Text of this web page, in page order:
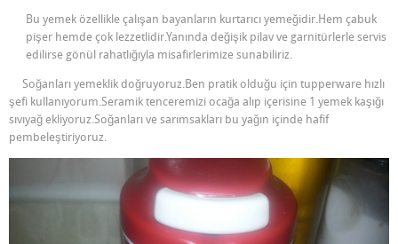
Bu yemek özellikle çalışan bayanların kurtarıcı yemeğidir.Hem çabuk
pişer hemde çok lezzetlidir.Yanında değişik pilav ve garnitürlerle servis
edilirse gönül rahatlığıyla misafirlerimize sunabiliriz.
Soğanları yemeklik doğruyoruz.Ben pratik olduğu için tupperware hızlı
şefi kullanıyorum.Seramik tenceremizi ocağa alıp içerisine 1 yemek kaşığı
sıvıyağ ekliyoruz.Soğanları ve sarımsakları bu yağın içinde hafif
pembeleştiriyoruz.